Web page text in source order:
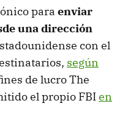
para enviar
una dirección
con el
según
de lucro The
el propio FBIen